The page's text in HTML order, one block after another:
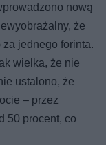
nową
że
jednego forinta.
wielka, że nie
ustalono, że
– przez
50 procent, co